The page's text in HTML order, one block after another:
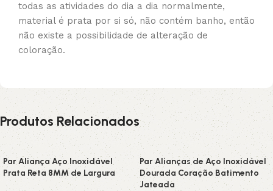
todas as atividades do dia a dia normalmente,
material é prata por si só, não contém banho, então
não existe a possibilidade de alteração de
coloração.
Produtos Relacionados
Par Aliança Aço Inoxidável
Prata Reta 8MM de Largura
Par Alianças de Aço Inoxidável
Dourada Coração Batimento
Jateada